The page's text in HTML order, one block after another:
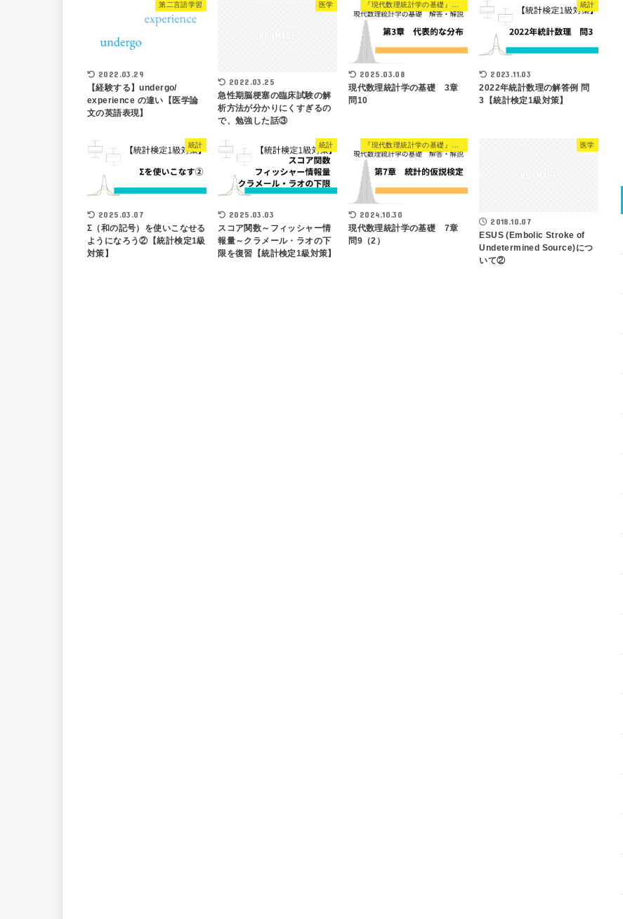
第二言語学習
2022.03.29
【経験する】undergo/
experience の違い【医学論
文の英語表現】
医学
2022.03.25
急性期脳梗塞の臨床試験の解
析方法が分かりにくすぎるの
で、勉強した話③
『現代数理統計学の基礎』解説
2025.03.08
現代数理統計学の基礎 3章
問10
統計
2023.11.03
2022年統計数理の解答例 問
3【統計検定1級対策】
統計
2025.03.07
Σ（和の記号）を使いこなせる
ようになろう②【統計検定1級
対策】
統計
2025.03.03
スコア関数～フィッシャー情
報量～クラメール・ラオの下
限を復習【統計検定1級対策】
2024.10.30
現代数理統計学の基礎 7章
問9（2）
医学
2018.10.07
ESUS (Embolic Stroke of
Undetermined Source)につ
いて②